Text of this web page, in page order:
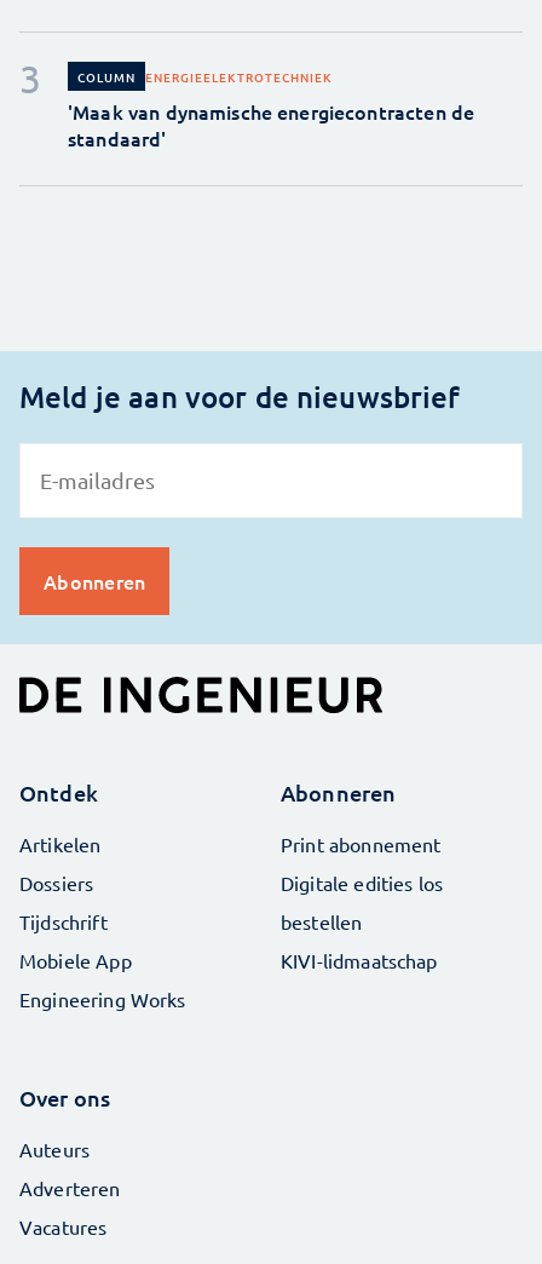
COLUMN ENERGIEELEKTROTECHNIEK
'Maak van dynamische energiecontracten de
standaard'
Meld je aan voor de nieuwsbrief
Ontdek
Artikelen
Dossiers
Tijdschrift
Mobiele App
Engineering Works
Abonneren
Print abonnement
Digitale edities los
bestellen
KIVI-lidmaatschap
Over ons
Auteurs
Adverteren
Vacatures